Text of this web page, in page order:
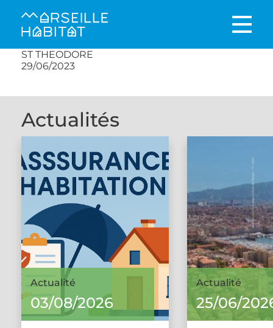
ST THEODORE
29/06/2023
Actualités
Actualité
03/08/2026
Actualité
25/06/